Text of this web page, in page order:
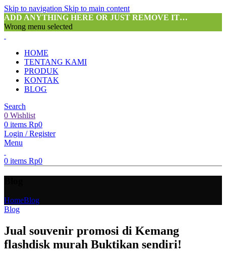
Skip to navigation Skip to main content
ADD ANYTHING HERE OR JUST REMOVE IT…
Wrong menu selected
HOME
TENTANG KAMI
PRODUK
KONTAK
BLOG
Search
0 Wishlist
0 items Rp0
Login / Register
Menu
0 items Rp0
HomeBlog
Blog
Jual souvenir promosi di Kemang
flashdisk murah Buktikan sendiri!